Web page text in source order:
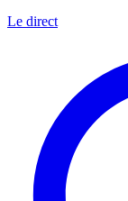
Le direct